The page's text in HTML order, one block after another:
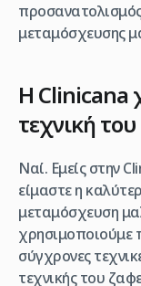
μεταμόσχευσης
Η Clinicana
τεχνική του
Ναί. Εμείς στην
είμαστε η
μεταμόσχευση
χρησιμοποιούμε
σύγχρονες
τεχνικής του